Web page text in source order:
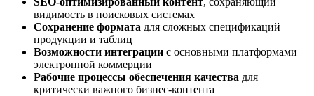
видимость в поисковых системах
Сохранение формата для сложных спецификаций
продукции и таблиц
Возможности интеграции с основными платформами
электронной коммерции
Рабочие процессы обеспечения качества для
критически важного бизнес-контента